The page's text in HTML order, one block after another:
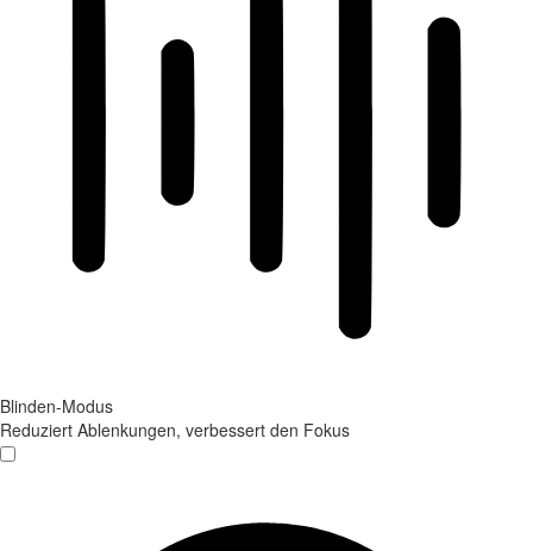
Blinden-Modus
Reduziert Ablenkungen, verbessert den Fokus